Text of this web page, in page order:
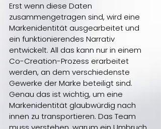
Erst wenn diese Daten
zusammengetragen sind, wird eine
Markenidentität ausgearbeitet und
ein funktionierendes Narrativ
entwickelt. All das kann nur in einem
Co-Creation-Prozess erarbeitet
werden, an dem verschiedenste
Gewerke der Marke beteiligt sind.
Genau das ist wichtig, um eine
Markenidentität glaubwürdig nach
innen zu transportieren. Das Team